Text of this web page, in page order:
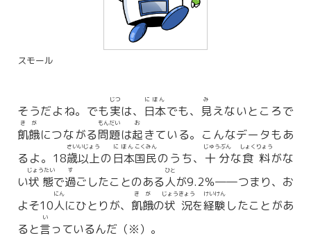
スモール
そうだよね。でも実
じつ
は、 日本
にほん
でも、 見
み
えないところで
飢餓
きが
につながる問題
もんだい
は起
お
きている。こんなデータもあ
るよ。18歳
さい
以上
いじょう
の日本
にほん
国民
こくみん
のうち、 十分
じゅうぶん
な食料
しょくりょう
がな
い状態
じょうたい
で過
す
ごしたことのある人
ひと
が9.2％――つまり、お
よそ10人
にん
にひとりが、 飢餓
きが
の状況
じょうきょう
を経験
けいけん
したことがあ
ると言
い
っているんだ（※）。